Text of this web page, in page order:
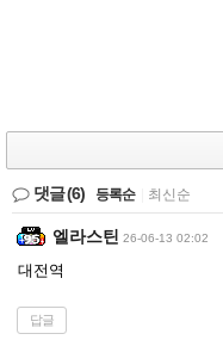
댓글(6) 등록순 최신순
엘라스틴 26-06-13 02:02
대전역
답글